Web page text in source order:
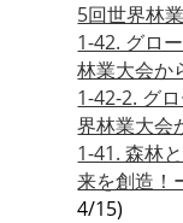
5回世界林
1-42. グロ
林業大会か
1-42-2. グ
界林業大会
1-41. 森林
来を創造！
4/15)